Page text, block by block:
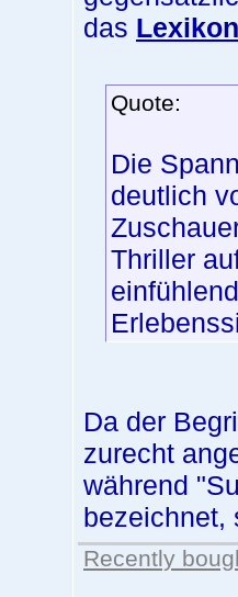
das
Quote:
Die
deutlich
Thriller
Da der
zurecht
während
bezeichnet,
Recently